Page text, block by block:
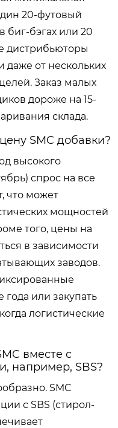
20-футовый
биг-бэгах или 20
дистрибьюторы
даже от нескольких
Заказ малых
дороже на 15-
склада.
SMC добавки?
высокого
спрос на все
что может
мощностей
того, цены на
в зависимости
заводов.
года или закупать
логистические
вместе с
например, SBS?
SMC
с SBS (стирол-